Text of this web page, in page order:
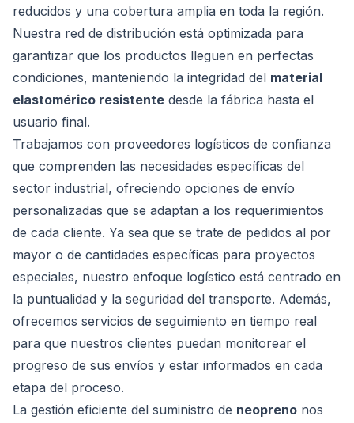
reducidos y una cobertura amplia en toda la región.
Nuestra red de distribución está optimizada para
garantizar que los productos lleguen en perfectas
condiciones, manteniendo la integridad del material
elastomérico resistente desde la fábrica hasta el
usuario final.
Trabajamos con proveedores logísticos de confianza
que comprenden las necesidades específicas del
sector industrial, ofreciendo opciones de envío
personalizadas que se adaptan a los requerimientos
de cada cliente. Ya sea que se trate de pedidos al por
mayor o de cantidades específicas para proyectos
especiales, nuestro enfoque logístico está centrado en
la puntualidad y la seguridad del transporte. Además,
ofrecemos servicios de seguimiento en tiempo real
para que nuestros clientes puedan monitorear el
progreso de sus envíos y estar informados en cada
etapa del proceso.
La gestión eficiente del suministro de neopreno nos